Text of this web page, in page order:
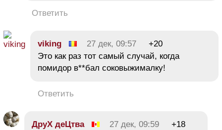
Ответить
viking 27 дек, 09:57
+20
Это как раз тот самый случай, когда
помидор в**бал соковыжималку!
Ответить
ДруХ деЦтва 27 дек, 09:59
+18